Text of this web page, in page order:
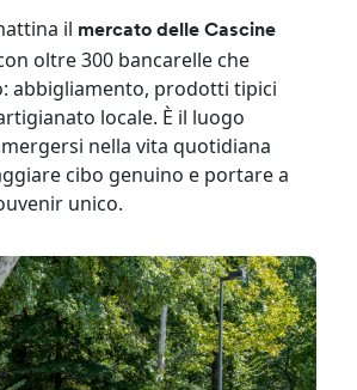
il mercato delle Cascine
oltre 300 bancarelle che
abbigliamento, prodotti tipici
locale. È il luogo
nella vita quotidiana
cibo genuino e portare a
unico.